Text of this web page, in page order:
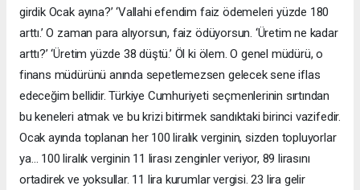
girdik Ocak ayına?’ ‘Vallahi efendim faiz ödemeleri yüzde 180
arttı.’ O zaman para alıyorsun, faiz ödüyorsun. ‘Üretim ne kadar
arttı?’ ‘Üretim yüzde 38 düştü.’ Öl ki ölem. O genel müdürü, o
finans müdürünü anında sepetlemezsen gelecek sene iflas
edeceğim bellidir. Türkiye Cumhuriyeti seçmenlerinin sırtından
bu keneleri atmak ve bu krizi bitirmek sandıktaki birinci vazifedir.
Ocak ayında toplanan her 100 liralık verginin, sizden topluyorlar
ya… 100 liralık verginin 11 lirası zenginler veriyor, 89 lirasını
ortadirek ve yoksullar. 11 lira kurumlar vergisi. 23 lira gelir